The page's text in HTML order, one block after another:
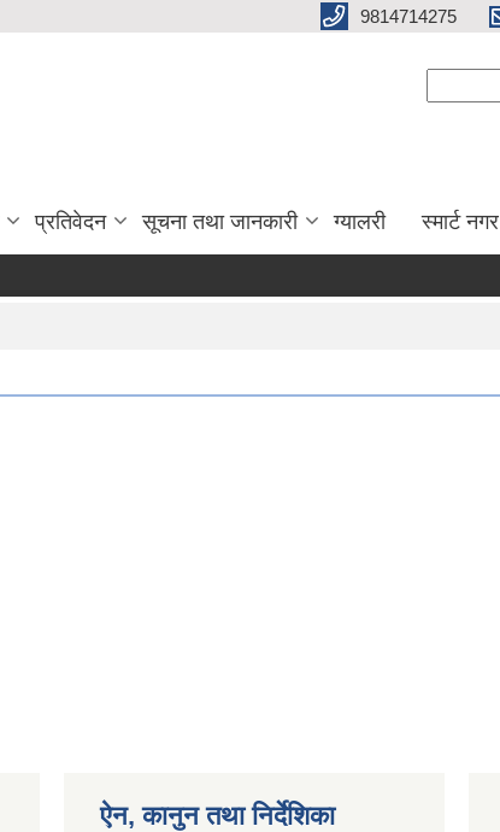
9814714275
प्रतिवेदन सूचना तथा जानकारी ग्यालरी स्मार्ट नगर
ऐन, कानुन तथा निर्देशिका